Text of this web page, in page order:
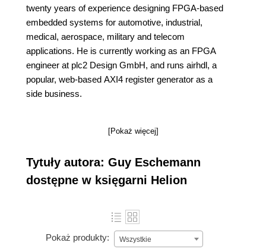
twenty years of experience designing FPGA-based
embedded systems for automotive, industrial,
medical, aerospace, military and telecom
applications. He is currently working as an FPGA
engineer at plc2 Design GmbH, and runs airhdl, a
popular, web-based AXI4 register generator as a
side business.
[Pokaż więcej]
Tytuły autora: Guy Eschemann
dostępne w księgarni Helion
Pokaż produkty: Wszystkie